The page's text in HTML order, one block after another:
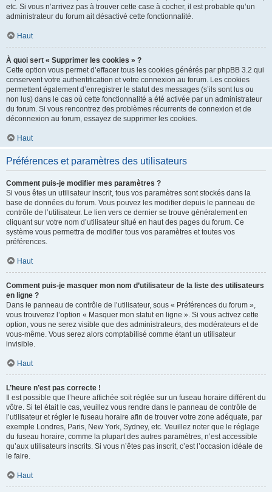
etc. Si vous n’arrivez pas à trouver cette case à cocher, il est probable qu’un
administrateur du forum ait désactivé cette fonctionnalité.
Haut
À quoi sert « Supprimer les cookies » ?
Cette option vous permet d’effacer tous les cookies générés par phpBB 3.2 qui
conservent votre authentification et votre connexion au forum. Les cookies
permettent également d’enregistrer le statut des messages (s’ils sont lus ou
non lus) dans le cas où cette fonctionnalité a été activée par un administrateur
du forum. Si vous rencontrez des problèmes récurrents de connexion et de
déconnexion au forum, essayez de supprimer les cookies.
Haut
Préférences et paramètres des utilisateurs
Comment puis-je modifier mes paramètres ?
Si vous êtes un utilisateur inscrit, tous vos paramètres sont stockés dans la
base de données du forum. Vous pouvez les modifier depuis le panneau de
contrôle de l’utilisateur. Le lien vers ce dernier se trouve généralement en
cliquant sur votre nom d’utilisateur situé en haut des pages du forum. Ce
système vous permettra de modifier tous vos paramètres et toutes vos
préférences.
Haut
Comment puis-je masquer mon nom d’utilisateur de la liste des utilisateurs
en ligne ?
Dans le panneau de contrôle de l’utilisateur, sous « Préférences du forum »,
vous trouverez l’option « Masquer mon statut en ligne ». Si vous activez cette
option, vous ne serez visible que des administrateurs, des modérateurs et de
vous-même. Vous serez alors comptabilisé comme étant un utilisateur
invisible.
Haut
L’heure n’est pas correcte !
Il est possible que l’heure affichée soit réglée sur un fuseau horaire différent du
vôtre. Si tel était le cas, veuillez vous rendre dans le panneau de contrôle de
l’utilisateur et régler le fuseau horaire afin de trouver votre zone adéquate, par
exemple Londres, Paris, New York, Sydney, etc. Veuillez noter que le réglage
du fuseau horaire, comme la plupart des autres paramètres, n’est accessible
qu’aux utilisateurs inscrits. Si vous n’êtes pas inscrit, c’est l’occasion idéale de
le faire.
Haut